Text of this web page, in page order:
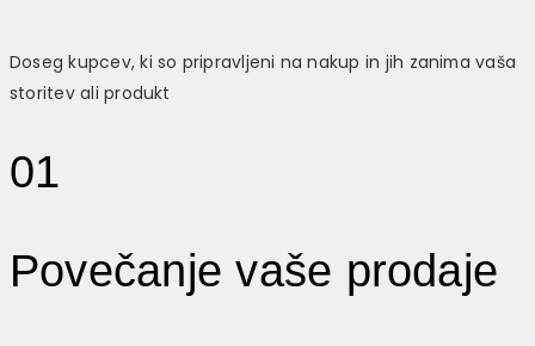
Doseg kupcev, ki so pripravljeni na nakup in jih zanima vaša
storitev ali produkt
01
Povečanje vaše prodaje